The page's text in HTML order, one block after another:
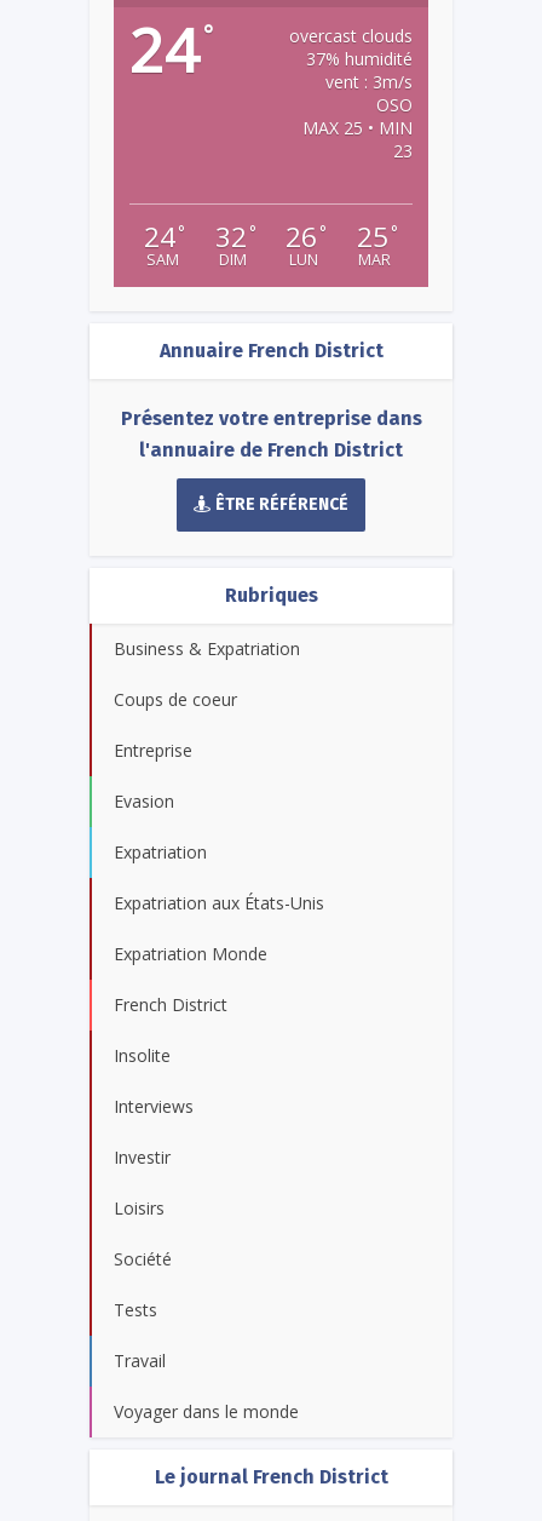
24°
overcast clouds
37% humidité
vent : 3m/s
OSO
MAX 25 • MIN
23
24°
SAM
32 °
DIM
26 °
LUN
25 °
MAR
Annuaire French District
Présentez votre entreprise dans
l'annuaire de French District
ÊTRE RÉFÉRENCÉ
Rubriques
Business & Expatriation
Coups de coeur
Entreprise
Evasion
Expatriation
Expatriation aux États-Unis
Expatriation Monde
French District
Insolite
Interviews
Investir
Loisirs
Société
Tests
Travail
Voyager dans le monde
Le journal French District